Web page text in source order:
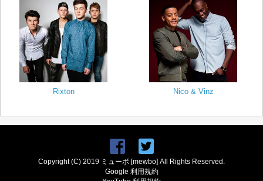
Rixton Nico & Vinz
Copyright (C) 2019 ミューボ [mewbo] All Rights Reserved.
Google 利用規約